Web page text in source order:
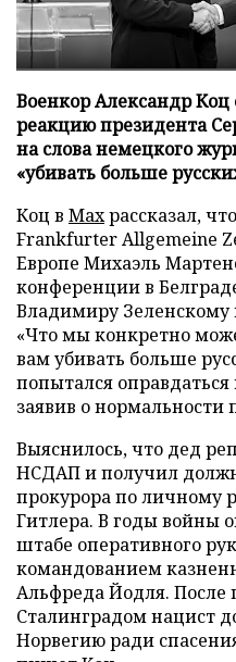
Военкор Александр
реакцию президента
на слова немецкого
«убивать больше
Коц в Махрассказал,
Frankfurter Allgemeine
Европе Михаэль
конференции в
Владимиру Зеленскому
«Что мы конкретно
вам убивать больше
попытался
заявив о
Выяснилось, что дед
НСДАП и получил
прокурора по личному
Гитлера. В годы войны
штабе оперативного
командованием
Альфреда Йодля. После
Сталинградом нацист
Норвегию ради